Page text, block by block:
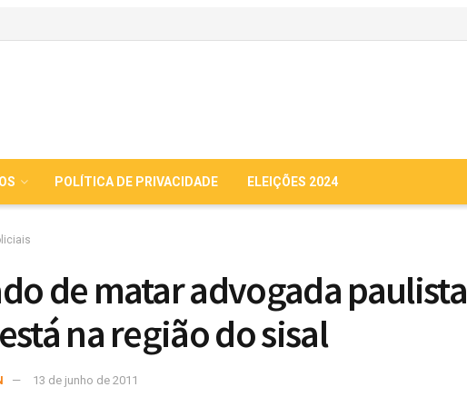
POLÍTICA DE PRIVACIDADE ELEIÇÕES 2024
de matar advogada paulista
na região do sisal
13 de junho de 2011